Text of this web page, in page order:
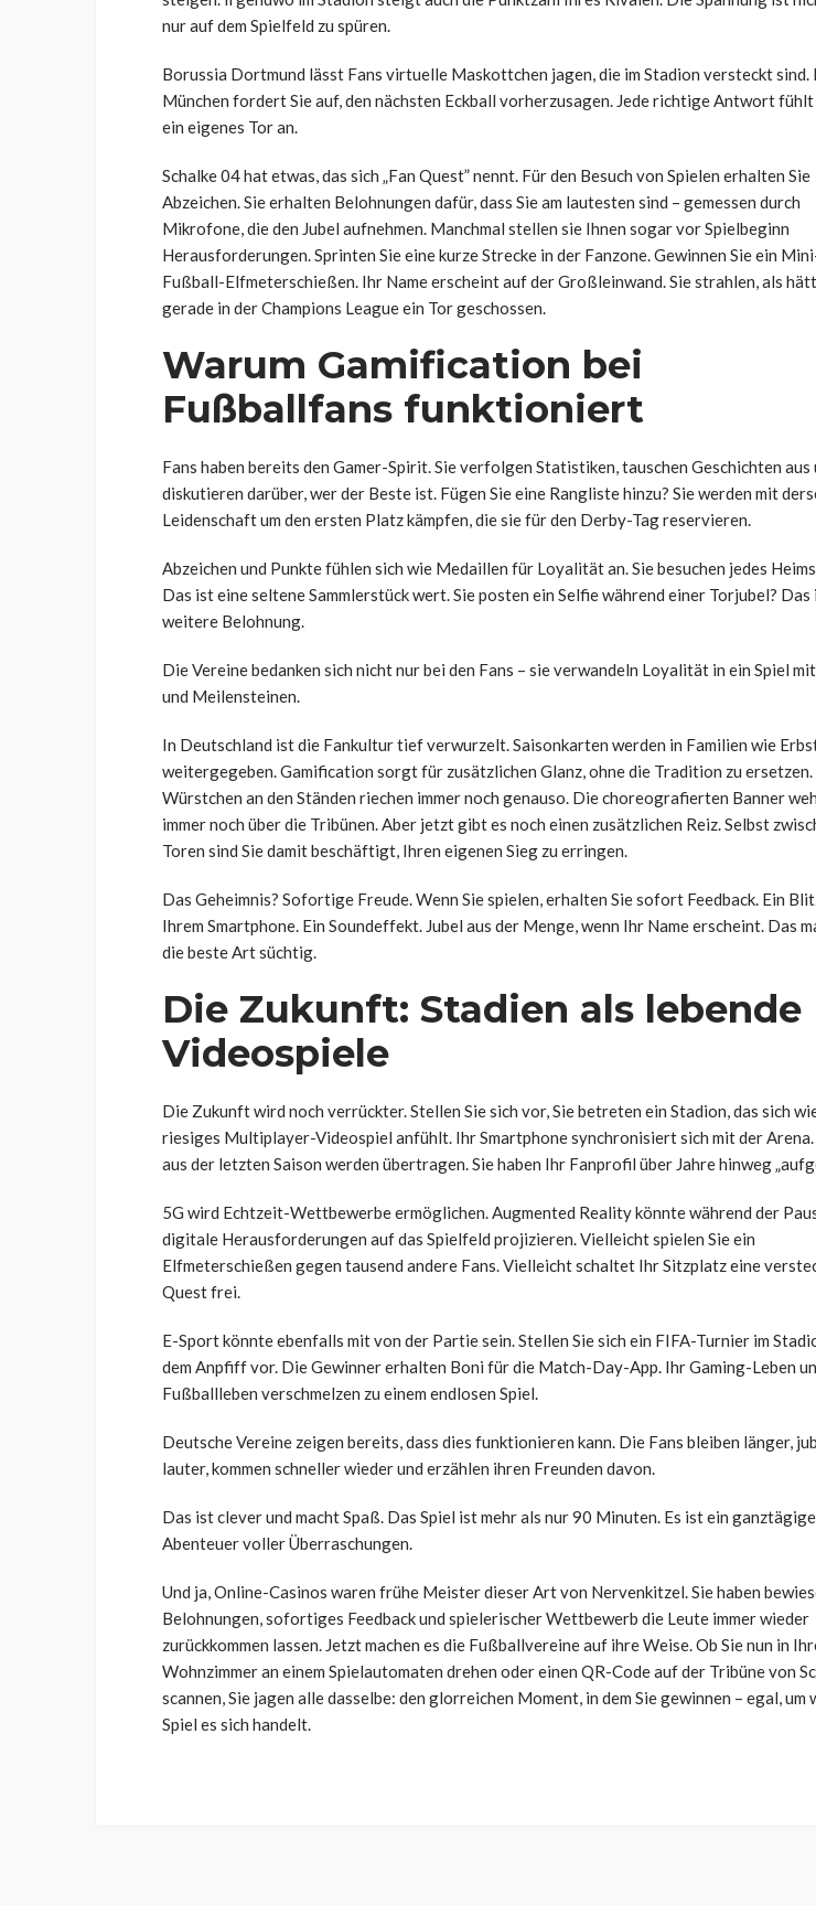
nur auf dem Spielfeld zu spüren.
Borussia Dortmund lässt Fans virtuelle Maskottchen jagen, die im Stadion versteckt sind.
München fordert Sie auf, den nächsten Eckball vorherzusagen. Jede richtige Antwort
ein eigenes Tor an.
Schalke 04 hat etwas, das sich „Fan Quest” nennt. Für den Besuch von Spielen erhalten Sie
Abzeichen. Sie erhalten Belohnungen dafür, dass Sie am lautesten sind – gemessen durch
Mikrofone, die den Jubel aufnehmen. Manchmal stellen sie Ihnen sogar vor Spielbeginn
Herausforderungen. Sprinten Sie eine kurze Strecke in der Fanzone. Gewinnen Sie ein
Fußball-Elfmeterschießen. Ihr Name erscheint auf der Großleinwand. Sie strahlen, als
gerade in der Champions League ein Tor geschossen.
Warum Gamification bei
Fußballfans funktioniert
Fans haben bereits den Gamer-Spirit. Sie verfolgen Statistiken, tauschen Geschichten aus
diskutieren darüber, wer der Beste ist. Fügen Sie eine Rangliste hinzu? Sie werden mit
Leidenschaft um den ersten Platz kämpfen, die sie für den Derby-Tag reservieren.
Abzeichen und Punkte fühlen sich wie Medaillen für Loyalität an. Sie besuchen jedes
Das ist eine seltene Sammlerstück wert. Sie posten ein Selfie während einer Torjubel? Das
weitere Belohnung.
Die Vereine bedanken sich nicht nur bei den Fans – sie verwandeln Loyalität in ein Spiel
und Meilensteinen.
In Deutschland ist die Fankultur tief verwurzelt. Saisonkarten werden in Familien wie
weitergegeben. Gamification sorgt für zusätzlichen Glanz, ohne die Tradition zu
Würstchen an den Ständen riechen immer noch genauso. Die choreografierten Banner
immer noch über die Tribünen. Aber jetzt gibt es noch einen zusätzlichen Reiz. Selbst
Toren sind Sie damit beschäftigt, Ihren eigenen Sieg zu erringen.
Das Geheimnis? Sofortige Freude. Wenn Sie spielen, erhalten Sie sofort Feedback. Ein
Ihrem Smartphone. Ein Soundeffekt. Jubel aus der Menge, wenn Ihr Name erscheint. Das
die beste Art süchtig.
Die Zukunft: Stadien als lebende
Videospiele
Die Zukunft wird noch verrückter. Stellen Sie sich vor, Sie betreten ein Stadion, das sich
riesiges Multiplayer-Videospiel anfühlt. Ihr Smartphone synchronisiert sich mit der
aus der letzten Saison werden übertragen. Sie haben Ihr Fanprofil über Jahre hinweg
5G wird Echtzeit-Wettbewerbe ermöglichen. Augmented Reality könnte während der
digitale Herausforderungen auf das Spielfeld projizieren. Vielleicht spielen Sie ein
Elfmeterschießen gegen tausend andere Fans. Vielleicht schaltet Ihr Sitzplatz eine
Quest frei.
E-Sport könnte ebenfalls mit von der Partie sein. Stellen Sie sich ein FIFA-Turnier im
dem Anpfiff vor. Die Gewinner erhalten Boni für die Match-Day-App. Ihr Gaming-Leben
Fußballleben verschmelzen zu einem endlosen Spiel.
Deutsche Vereine zeigen bereits, dass dies funktionieren kann. Die Fans bleiben länger,
lauter, kommen schneller wieder und erzählen ihren Freunden davon.
Das ist clever und macht Spaß. Das Spiel ist mehr als nur 90 Minuten. Es ist ein
Abenteuer voller Überraschungen.
Und ja, Online-Casinos waren frühe Meister dieser Art von Nervenkitzel. Sie haben
Belohnungen, sofortiges Feedback und spielerischer Wettbewerb die Leute immer wieder
zurückkommen lassen. Jetzt machen es die Fußballvereine auf ihre Weise. Ob Sie nun in
Wohnzimmer an einem Spielautomaten drehen oder einen QR-Code auf der Tribüne von
scannen, Sie jagen alle dasselbe: den glorreichen Moment, in dem Sie gewinnen – egal, um
Spiel es sich handelt.